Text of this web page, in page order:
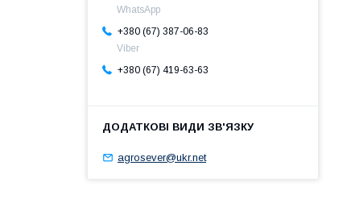
WhatsApp
+380 (67) 387-06-83
Viber
+380 (67) 419-63-63
agrosever@ukr.net